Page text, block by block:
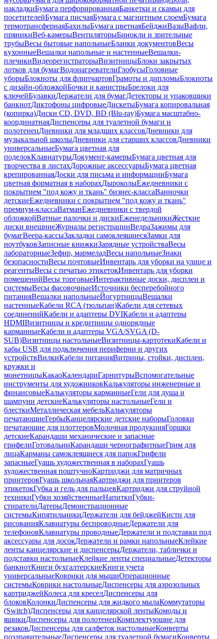
накладкиБумага перфорированнаяБанкетки и скамьи для
посетителейБумага писчаяБумага с магнитным слоемБумага
термотрансфернаяБахилыБумага цветнаяБейджиВазыВафли,
пряникиВеб-камерыВентиляторыБинокли и зрительные
трубыВесы бытовые напольныеБланки документовВесы
кухонныеВешалки напольные и настенныеВешалки-
плечикиВидеорегистраторыВизитницыБлоки закрытых
лотков для бумагВодонагревателиГлобусыГоловные
уборыБлокноты для флипчартовГрамоты и дипломыБлокноты
с дизайн-обложкойБочки и канистрыБрелоки для
ключейБулавкиДержатели для бумагДетекторы и упаковщики
банкнотДиктофоны цифровыеДискетыБумага копировальная
(копирка)Диски CD, DVD, BD (Blu-ray)Бумага масштабно-
координатнаяДиспенсеры для туалетной бумаги и
полотенецДневники для младших классовДневники для
музыкальной школыДневники для старших классовДневники
универсальныеБумага цветная для
поделокКлавиатурыДокумент-камерыБумага цветная для
творчества в листахДорожные аксессуарыБумага цветная
крепированнаяДоски для письма и информацииБумага
цветная форматная в наборахДыроколыЕжедневники с
покрытием "под кожу и ткань" бизнес-классаВанночки
детскиеЕжедневники с покрытием "под кожу и ткань"
премиум-классаВатманЕжедневники с твердой
обложкойВатные палочки и дискиЕженедельникиЖесткие
диски внешниеЖурналы регистрацииВедраЗажимы для
бумагВеера-кассыЗакладки самоклеящиесяЗамки для
ноутбуковЗаписные книжкиЗарядные устройстваВесы
лабораторныеЗефир, мармеладВесы напольныеЗнаки
безопасностиВесы почтовыеИнвентарь для уборки на улице и
реагентыВесы с печатью этикетокИнвентарь для уборки
помещенийВесы торговыеИнтерактивные доски, дисплеи и
системыВесы фасовочныеИсточники бесперебойного
питанияВешалки напольныеЙогуртницыВешалки
настенныеКабели RCA (тюльпан)Кабели для сетевых
соединенийКабели и адаптеры DVIКабели и адаптеры
HDMIВизитницы и кредитницы однорядные
карманныеКабели и адаптеры VGA/SVGA (D-
SUB)Визитницы настольныеВизитницы-картотекиКабели и
хабы USB для подключения периферии и других
устройствВилкиКабели питанияВитрины, стойки, дисплеи,
кружки и
монетницыКакаоКалендариГарнитурыВспомогательные
инструменты для художниковКалькуляторы инженерные и
финансовыеКалькуляторы карманныеГели для душа и
шампуни детскиеКалькуляторы настольныеГели и
блесткиМеталлическая мебельКалькуляторы
печатающиеГербыКанцелярские детские наборыГоловки
печатающие для плоттеровМолочная продукцияГоршки
детскиеКарандаши механические и запасные
грифелиГотовальниКарандаши чернографитныеГрим для
лицаКарманы самоклеящиеся для папокГрифели
запасныеГуашь художественная в наборахГуашь
художественная поштучноКартриджи для матричных
принтеровГуашь школьнаяКартриджи для принтеров
этикетокГубка и гель для пальцевКартриджи для струйной
техникиГубки хозяйственныеНапиткиГубки-
стирателиДатерыДемонстрационные
системыКипятильникиДержатели для бейджейКисти для
рисованияКлавиатуры беспроводныеДержатели для
телефоновКлавиатуры проводныеДержатели и подставки под
аксессуары для досокДержатели и рамки напольныеКлейкие
ленты канцелярские и диспенсерыДержатели, таблички и
подставки настольныеКлейкие ленты специальныеДетекторы
банкнотКниги бухгалтерскиеКниги учета
универсальныеКоврики для мышиОперационные
системыКоврики настольныеДиспенсеры для аэрозольных
картриджейКолеса для креселДиспенсеры для
блоковКолонкиДиспенсеры для жидкого мылаКоммутаторы
(Switch)Диспенсеры для канцелярской лентыКомоды и
ящикиДиспенсеры для полотенецКомплектующие для
резаковДиспенсеры для салфеток настольныеКонверты
поздравительныеДиспенсеры для туалетной бумагиКонверты